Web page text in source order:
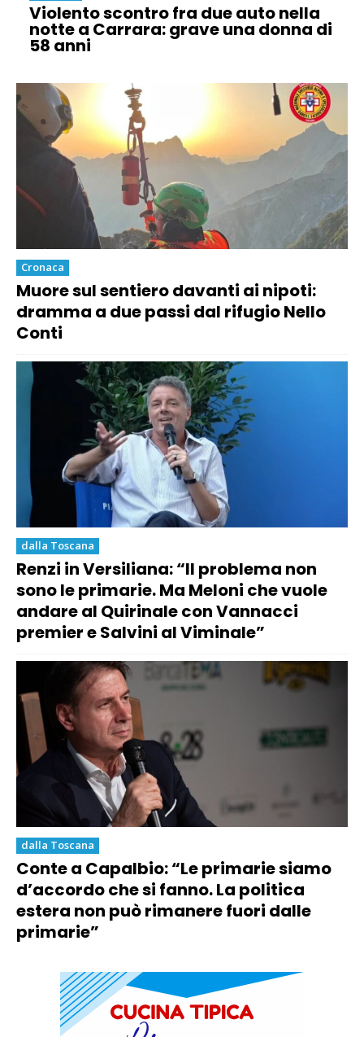
Violento scontro fra due auto nella
notte a Carrara: grave una donna di
58 anni
Cronaca
Muore sul sentiero davanti ai nipoti:
dramma a due passi dal rifugio Nello
Conti
dalla Toscana
Renzi in Versiliana: “Il problema non
sono le primarie. Ma Meloni che vuole
andare al Quirinale con Vannacci
premier e Salvini al Viminale”
dalla Toscana
Conte a Capalbio: “Le primarie siamo
d’accordo che si fanno. La politica
estera non può rimanere fuori dalle
primarie”